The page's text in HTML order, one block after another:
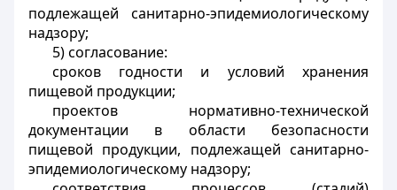
подлежащей санитарно-эпидемиологическому
надзору;
5) согласование:
сроков годности и условий хранения
пищевой продукции;
проектов нормативно-технической
документации в области безопасности
пищевой продукции, подлежащей санитарно-
эпидемиологическому надзору;